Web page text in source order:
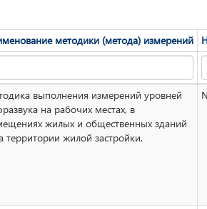
методики (метода) измерений
выполнения измерений уровней
на рабочих местах, в
жилых и общественных зданий
территории жилой застройки.